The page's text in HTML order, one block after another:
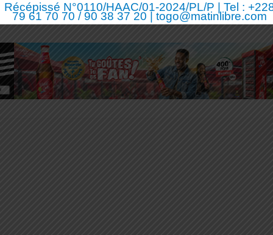
Récépissé N°0110/HAAC/01-2024/PL/P | Tel :
79 61 70 70 / 90 38 37 20 | togo@matinlibre.com